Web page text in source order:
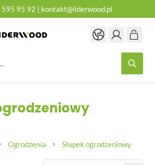
95 92 | kontakt@liderwood.pl
Ogrodzenia Słupek ogrodzeniowy